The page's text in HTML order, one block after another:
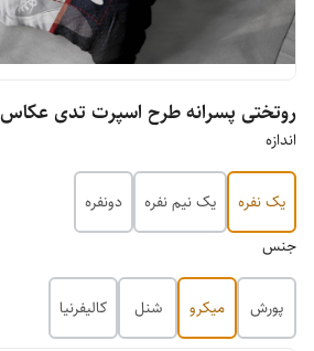
روتختی پسرانه طرح اسپرت تدی عکاس
اندازه
یک نفره یک نیم نفره
دونفره
جنس
پورش میکرو شنل کالیفرنیا